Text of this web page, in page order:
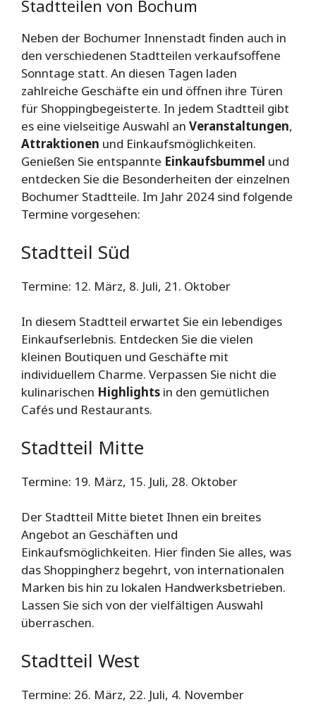
Stadtteilen von Bochum
Neben der Bochumer Innenstadt finden auch in
den verschiedenen Stadtteilen verkaufsoffene
Sonntage statt. An diesen Tagen laden
zahlreiche Geschäfte ein und öffnen ihre Türen
für Shoppingbegeisterte. In jedem Stadtteil gibt
es eine vielseitige Auswahl an Veranstaltungen,
Attraktionen und Einkaufsmöglichkeiten.
Genießen Sie entspannte Einkaufsbummel und
entdecken Sie die Besonderheiten der einzelnen
Bochumer Stadtteile. Im Jahr 2024 sind folgende
Termine vorgesehen:
Stadtteil Süd
Termine: 12. März, 8. Juli, 21. Oktober
In diesem Stadtteil erwartet Sie ein lebendiges
Einkaufserlebnis. Entdecken Sie die vielen
kleinen Boutiquen und Geschäfte mit
individuellem Charme. Verpassen Sie nicht die
kulinarischen Highlights in den gemütlichen
Cafés und Restaurants.
Stadtteil Mitte
Termine: 19. März, 15. Juli, 28. Oktober
Der Stadtteil Mitte bietet Ihnen ein breites
Angebot an Geschäften und
Einkaufsmöglichkeiten. Hier finden Sie alles, was
das Shoppingherz begehrt, von internationalen
Marken bis hin zu lokalen Handwerksbetrieben.
Lassen Sie sich von der vielfältigen Auswahl
überraschen.
Stadtteil West
Termine: 26. März, 22. Juli, 4. November